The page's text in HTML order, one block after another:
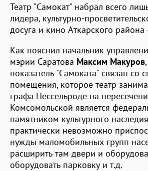
Театр "Самокат" набрал всего
лидера, культурно-
досуга и кино Аткарского района
Как пояснил начальник
мэрии Саратова Максим Макуров
показатель "Самоката" связан со
помещения, которое театр
графа Нессельроде на
Комсомольской является
памятником культурного
практически невозможно
нужды маломобильных групп
расширить там двери и
оборудовать парковку и т.д.